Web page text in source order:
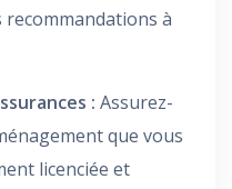
recommandations à
: Assurez-
que vous
licenciée et